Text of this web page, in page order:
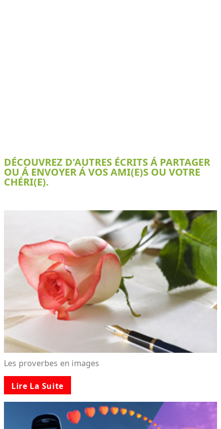
DÉCOUVREZ D'AUTRES ÉCRITS Á PARTAGER
OU Á ENVOYER Á VOS AMI(E)S OU VOTRE
CHÉRI(E).
Les proverbes en images
Lire La Suite